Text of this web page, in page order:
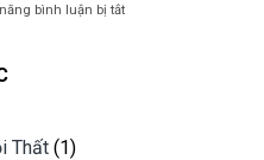
thất
gì?
bình luận bị tắtở
Thất (1)